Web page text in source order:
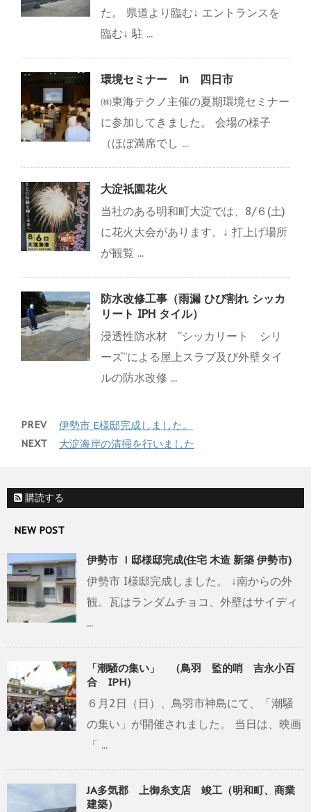
た。 県道より臨む↓ エントランスを
臨む↓ 駐 ...
環境セミナー in 四日市
㈱東海テクノ主催の夏期環境セミナー
に参加してきました。 会場の様子
（ほぼ満席でし ...
大淀祇園花火
当社のある明和町大淀では、8/６(土)
に花火大会があります。↓ 打上げ場所
が観覧 ...
防水改修工事（雨漏 ひび割れ シッカ
リート IPH タイル）
浸透性防水材 “シッカリート シリ
ーズ”による屋上スラブ及び外壁タイ
ルの防水改修 ...
PREV 伊勢市 E様邸完成しました。
NEXT 大淀海岸の清掃を行いました
購読する
NEW POST
伊勢市 Ｉ邸様邸完成(住宅 木造 新築 伊勢市)
伊勢市 I様邸完成しました。 ↓南からの外
観。瓦はランダムチョコ、外壁はサイディ
...
「潮騒の集い」 （鳥羽 監的哨 吉永小百
合 IPH）
６月2日（日）、鳥羽市神島にて、「潮騒
の集い」が開催されました。 当日は、映画
「 ...
JA多気郡 上御糸支店 竣工（明和町、商業
建築）